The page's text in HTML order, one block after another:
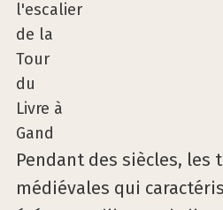
Pendant des siècles, les
médiévales qui